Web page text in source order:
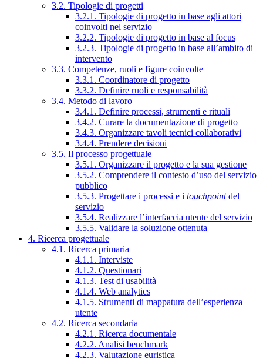
3.2. Tipologie di progetti
3.2.1. Tipologie di progetto in base agli attori
coinvolti nel servizio
3.2.2. Tipologie di progetto in base al focus
3.2.3. Tipologie di progetto in base all’ambito di
intervento
3.3. Competenze, ruoli e figure coinvolte
3.3.1. Coordinatore di progetto
3.3.2. Definire ruoli e responsabilità
3.4. Metodo di lavoro
3.4.1. Definire processi, strumenti e rituali
3.4.2. Curare la documentazione di progetto
3.4.3. Organizzare tavoli tecnici collaborativi
3.4.4. Prendere decisioni
3.5. Il processo progettuale
3.5.1. Organizzare il progetto e la sua gestione
3.5.2. Comprendere il contesto d’uso del servizio
pubblico
3.5.3. Progettare i processi e i touchpointdel
servizio
3.5.4. Realizzare l’interfaccia utente del servizio
3.5.5. Validare la soluzione ottenuta
4. Ricerca progettuale
4.1. Ricerca primaria
4.1.1. Interviste
4.1.2. Questionari
4.1.3. Test di usabilità
4.1.4. Web analytics
4.1.5. Strumenti di mappatura dell’esperienza
utente
4.2. Ricerca secondaria
4.2.1. Ricerca documentale
4.2.2. Analisi benchmark
4.2.3. Valutazione euristica